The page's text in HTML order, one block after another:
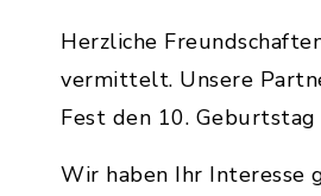
Herzliche
vermittelt. Unsere
Fest den 10.
Wir haben Ihr Interesse